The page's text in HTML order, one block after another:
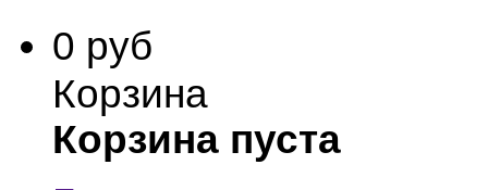
0 руб
Корзина
Корзина пуста